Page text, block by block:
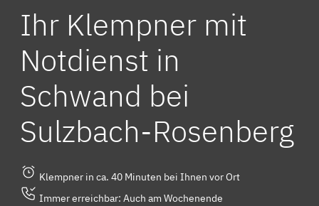
Ihr Klempner mit
Notdienst in
Schwand bei
Sulzbach-Rosenberg
Klempner in ca. 40 Minuten bei Ihnen vor Ort
Immer erreichbar: Auch am Wochenende